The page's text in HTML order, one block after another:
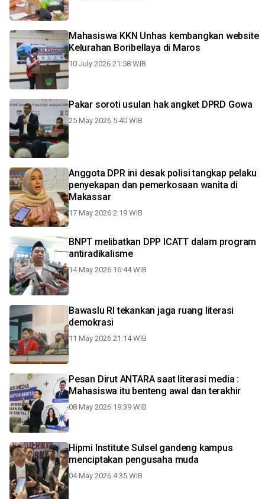
Mahasiswa KKN Unhas kembangkan website
Kelurahan Boribellaya di Maros
10 July 2026 21:58 WIB
Pakar soroti usulan hak angket DPRD Gowa
25 May 2026 5:40 WIB
Anggota DPR ini desak polisi tangkap pelaku
penyekapan dan pemerkosaan wanita di
Makassar
17 May 2026 2:19 WIB
BNPT melibatkan DPP ICATT dalam program
antiradikalisme
14 May 2026 16:44 WIB
Bawaslu RI tekankan jaga ruang literasi
demokrasi
11 May 2026 21:14 WIB
Pesan Dirut ANTARA saat literasi media :
Mahasiswa itu benteng awal dan terakhir
08 May 2026 19:39 WIB
Hipmi Institute Sulsel gandeng kampus
menciptakan pengusaha muda
04 May 2026 4:35 WIB